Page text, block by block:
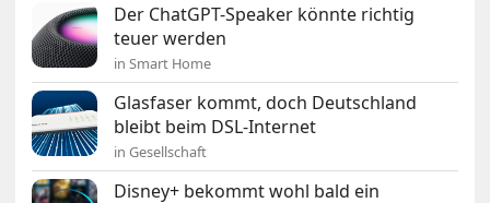
Der ChatGPT-Speaker könnte richtig
teuer werden
in Smart Home
Glasfaser kommt, doch Deutschland
bleibt beim DSL-Internet
in Gesellschaft
Disney+ bekommt wohl bald ein